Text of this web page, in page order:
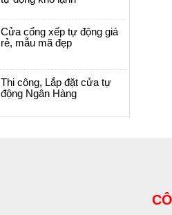
Cửa cổng xếp tự động giá
rẻ, mẫu mã đẹp
Thi công, Lắp đặt cửa tự
động Ngân Hàng